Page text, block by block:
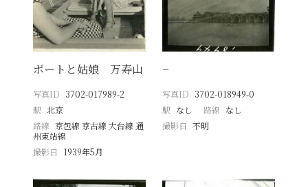
ボートと姑娘 万寿山
写真ID 3702-017989-2
駅 北京
路線 京包線 京古線 大台線 通
州東站線
撮影日
1939年5月
−
写真ID 3702-018949-0
駅 なし 路線 なし
撮影日 不明